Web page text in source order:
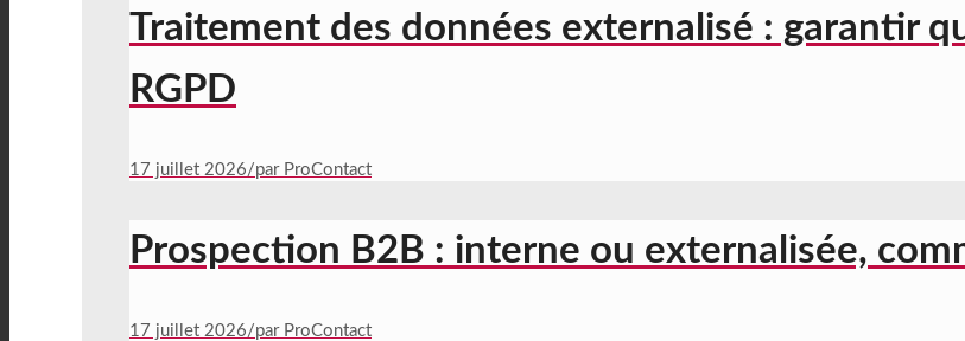
Traitement des données externalisé : garantir
RGPD
17 juillet 2026/par ProContact
Prospection B2B : interne ou externalisée,
17 juillet 2026/par ProContact